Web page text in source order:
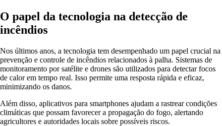
O papel da tecnologia na detecção de
incêndios
Nos últimos anos, a tecnologia tem desempenhado um papel crucial na
prevenção e controle de incêndios relacionados à palha. Sistemas de
monitoramento por satélite e drones são utilizados para detectar focos
de calor em tempo real. Isso permite uma resposta rápida e eficaz,
minimizando os danos.
Além disso, aplicativos para smartphones ajudam a rastrear condições
climáticas que possam favorecer a propagação do fogo, alertando
agricultores e autoridades locais sobre possíveis riscos.